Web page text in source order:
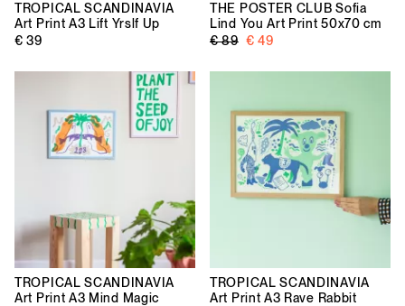
TROPICAL SCANDINAVIA
Art Print A3 Lift Yrslf Up
€ 39
THE POSTER CLUB Sofia
Lind You Art Print 50x70 cm
€ 89 € 49
TROPICAL SCANDINAVIA
Art Print A3 Mind Magic
TROPICAL SCANDINAVIA
Art Print A3 Rave Rabbit